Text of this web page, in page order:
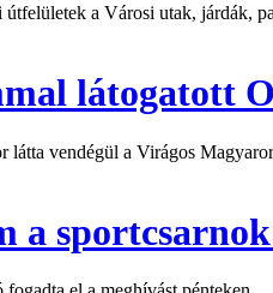
a Városi utak, járdák,
látogatott
látta vendégül a Virágos
a